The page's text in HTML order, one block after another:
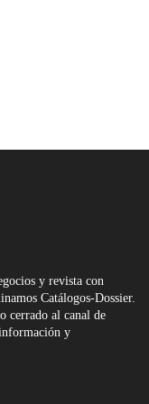
y revista con
Catálogos-Dossier.
cerrado al canal de
y